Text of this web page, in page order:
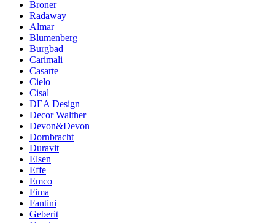
Broner
Radaway
Almar
Blumenberg
Burgbad
Carimali
Casarte
Cielo
Cisal
DEA Design
Decor Walther
Devon&Devon
Dornbracht
Duravit
Elsen
Effe
Emco
Fima
Fantini
Geberit